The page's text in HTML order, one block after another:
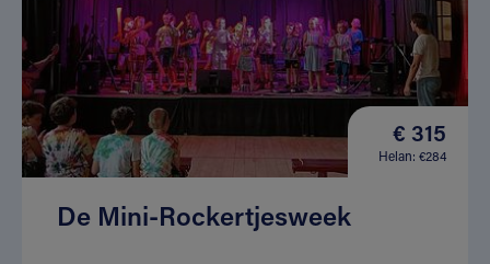
€ 315
Helan: €284
De Mini-Rockertjesweek